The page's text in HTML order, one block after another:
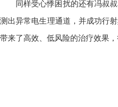
同样受心悸困扰的还有冯叔
测出异常电生理通道，并成功行射
带来了高效、低风险的治疗效果